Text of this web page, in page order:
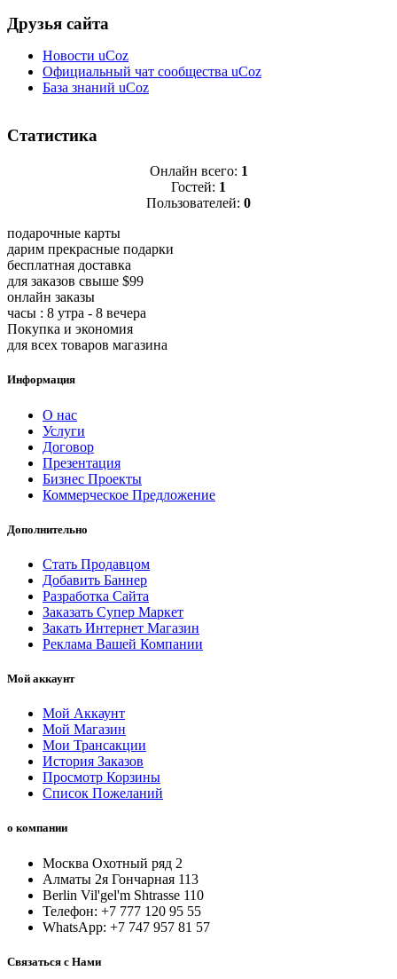
Друзья сайта
Новости uCoz
Официальный чат сообщества uCoz
База знаний uCoz
Статистика
Онлайн всего: 1
Гостей: 1
Пользователей: 0
подарочные карты
дарим прекрасные подарки
бесплатная доставка
для заказов свыше $99
онлайн заказы
часы : 8 утра - 8 вечера
Покупка и экономия
для всех товаров магазина
Информация
О нас
Услуги
Договор
Презентация
Бизнес Проекты
Коммерческое Предложение
Дополнительно
Стать Продавцом
Добавить Баннер
Разработка Сайта
Заказать Супер Маркет
Закать Интернет Магазин
Реклама Вашей Компании
Мой аккаунт
Мой Аккаунт
Мой Магазин
Мои Трансакции
История Заказов
Просмотр Корзины
Список Пожеланий
о компании
Москва Охотный ряд 2
Алматы 2я Гончарная 113
Berlin Vil'gel'm Shtrasse 110
Телефон: +7 777 120 95 55
WhatsApp: +7 747 957 81 57
Связаться с Нами